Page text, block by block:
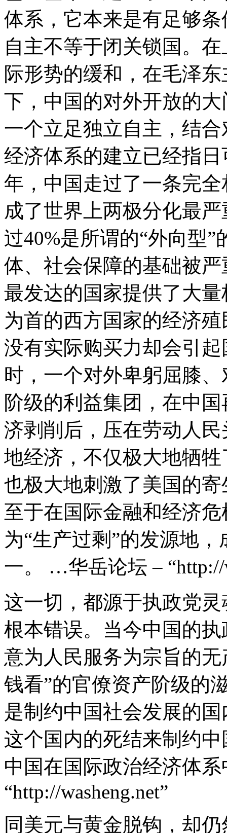
体系，它本来是有足够
自主不等于闭关锁国。
际形势的缓和，在毛泽
下，中国的对外开放的
一个立足独立自主，结
经济体系的建立已经指
年，中国走过了一条完
成了世界上两极分化最
过40%是所谓的“外向型
体、社会保障的基础被
最发达的国家提供了大
为首的西方国家的经济
没有实际购买力却会引
时，一个对外卑躬屈膝
阶级的利益集团，在中
济剥削后，压在劳动人
地经济，不仅极大地牺
也极大地刺激了美国的
至于在国际金融和经济
为“生产过剩”的发源地
一。 …华岳论坛 – “http://
这一切，都源于执政党
根本错误。当今中国的
意为人民服务为宗旨的
钱看”的官僚资产阶级的
是制约中国社会发展的
这个国内的死结来制约
中国在国际政治经济体
“http://washeng.net”
同美元与黄金脱钩，却